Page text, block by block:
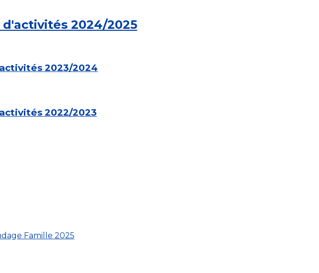
2024/2025
2023/2024
2022/2023
Famille 2025